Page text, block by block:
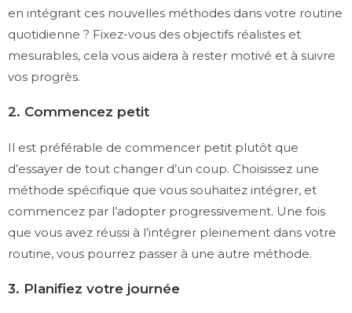
en intégrant ces nouvelles méthodes dans votre routine
quotidienne ? Fixez-vous des objectifs réalistes et
mesurables, cela vous aidera à rester motivé et à suivre
vos progrès.
2. Commencez petit
Il est préférable de commencer petit plutôt que
d’essayer de tout changer d’un coup. Choisissez une
méthode spécifique que vous souhaitez intégrer, et
commencez par l’adopter progressivement. Une fois
que vous avez réussi à l’intégrer pleinement dans votre
routine, vous pourrez passer à une autre méthode.
3. Planifiez votre journée